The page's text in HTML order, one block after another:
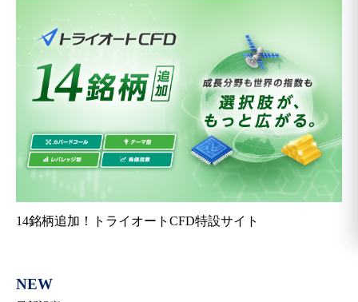
14銘柄追加！トライオートCFD特設サイト
NEW